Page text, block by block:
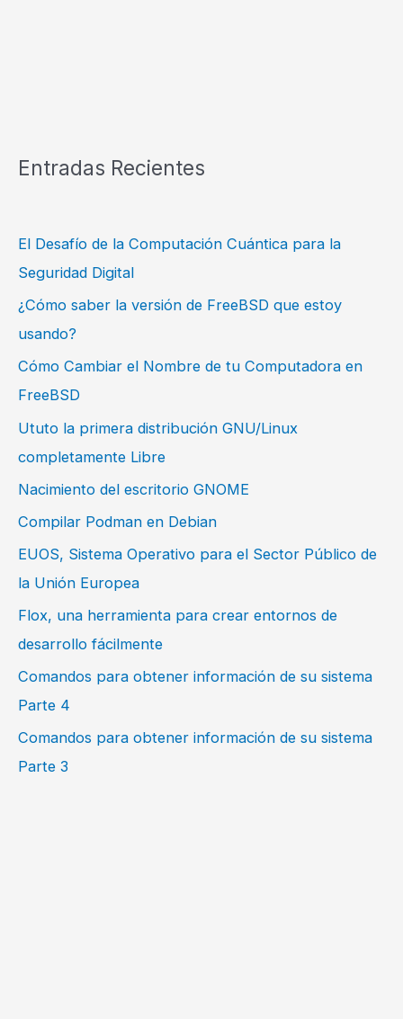
Entradas Recientes
El Desafío de la Computación Cuántica para la
Seguridad Digital
¿Cómo saber la versión de FreeBSD que estoy
usando?
Cómo Cambiar el Nombre de tu Computadora en
FreeBSD
Ututo la primera distribución GNU/Linux
completamente Libre
Nacimiento del escritorio GNOME
Compilar Podman en Debian
EUOS, Sistema Operativo para el Sector Público de
la Unión Europea
Flox, una herramienta para crear entornos de
desarrollo fácilmente
Comandos para obtener información de su sistema
Parte 4
Comandos para obtener información de su sistema
Parte 3